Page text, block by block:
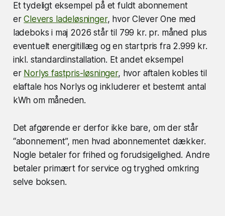
Et tydeligt eksempel på et fuldt abonnement
erClevers ladeløsninger, hvor Clever One med
ladeboks i maj 2026 står til 799 kr. pr. måned plus
eventuelt energitillæg og en startpris fra 2.999 kr.
inkl. standardinstallation. Et andet eksempel
er Norlys fastpris-løsninger, hvor aftalen kobles til
elaftale hos Norlys og inkluderer et bestemt antal
kWh om måneden.
Det afgørende er derfor ikke bare, om der står
“abonnement”, men hvad abonnementet dækker.
Nogle betaler for frihed og forudsigelighed. Andre
betaler primært for service og tryghed omkring
selve boksen.